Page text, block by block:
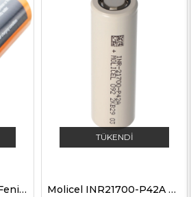
21700 USB Li-ion pil Fenix ARE-L21-5000U 21700 boyutları 76x21,5 mm, maks. 8A
TÜKENDI
Molicel INR21700-P42A 4200mAh 45A Li-ion pil, 3.6V - 3.7V korumasız, düz üst, boyutlar 70.15x21.40mm